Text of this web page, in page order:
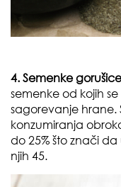
4. Semenke gorušice
semenke od kojih
sagorevanje hrane.
konzumiranja
do 25% što znači
njih 45.